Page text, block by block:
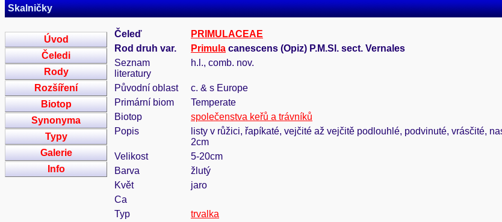
Skalničky
Úvod
Čeledi
Rody
Rozšíření
Biotop
Synonyma
Typy
Galerie
Info
Čeleď
PRIMULACEAE
Rod druh var.
Primula canescens (Opiz) P.M.Sl. sect. Vernales
Seznam
literatury
h.l., comb. nov.
Původní oblast
c. & s Europe
Primární biom
Temperate
Biotop
společenstva keřů a trávníků
Popis
listy v růžici, řapíkaté, vejčité až vejčitě podlouhlé, podvinuté, vrásčité,
2cm
Velikost
5-20cm
Barva
žlutý
Květ
jaro
Ca
Typ
trvalka